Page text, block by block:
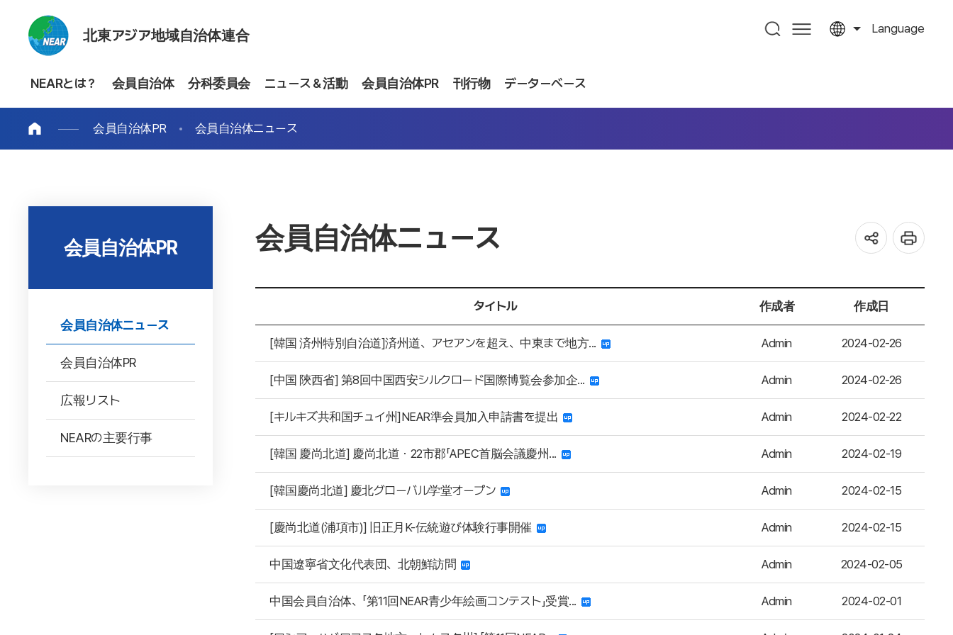
北東アジア地域自治体連合 Language
NEARとは？ 会員自治体 分科委員会 ニュース＆活動 会員自治体PR 刊行物 データーベース
会員自治体PR 会員自治体ニュース
会員自治体PR
会員自治体ニュース
会員自治体PR
広報リスト
NEARの主要行事
会員自治体ニュース
タイトル 作成者 作成日
[韓国 済州特別自治道]済州道、アセアンを超え、中東まで地方... Admin 2024-02-26
[中国 陝西省] 第8回中国西安シルクロード国際博覧会参加企... Admin 2024-02-26
[キルキズ共和国チュイ州]NEAR準会員加入申請書を提出 Admin 2024-02-22
[韓国 慶尚北道] 慶尚北道・22市郡「APEC首脳会議慶州... Admin 2024-02-19
[韓国慶尚北道] 慶北グローバル学堂オープン Admin 2024-02-15
[慶尚北道(浦項市)] 旧正月K-伝統遊び体験行事開催 Admin 2024-02-15
中国遼寧省文化代表団、北朝鮮訪問 Admin 2024-02-05
中国会員自治体、「第11回NEAR青少年絵画コンテスト」受賞... Admin 2024-02-01